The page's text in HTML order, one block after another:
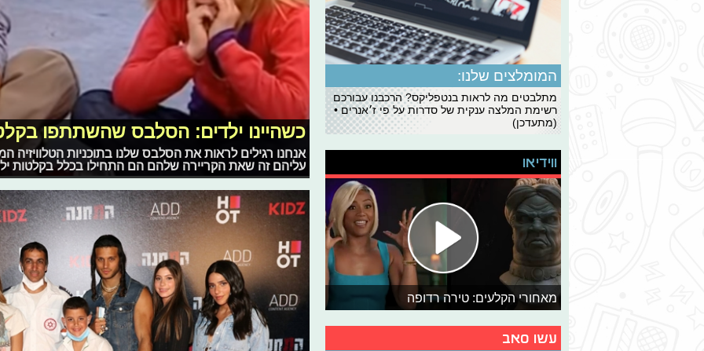
כשהיינו ילדים: הסלבס שהשתתפו
אנחנו רגילים לראות את הסלבס שלנו בתוכניות הטלוויזיה
עליהם זה שאת הקריירה שלהם הם התחילו בכלל בקלטות
המומלצים שלנו:
מתלבטים מה לראות בנטפליקס? הרכבנו עבורכם
רשימת המלצה ענקית של סדרות על פי ז׳אנרים •
(מתעדכן)
ווידיאו
מאחורי הקלעים: טירה רדופה
עשו סאב